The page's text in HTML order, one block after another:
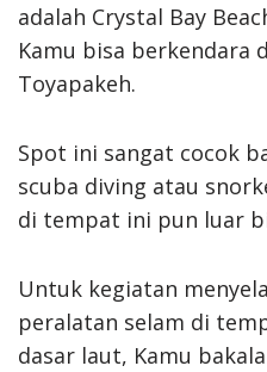
adalah Crystal Bay
Kamu bisa berkendara
Toyapakeh.
Spot ini sangat cocok
scuba diving atau
di tempat ini pun luar
Untuk kegiatan
peralatan selam di
dasar laut, Kamu